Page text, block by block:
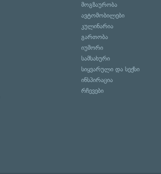
მოგზაურობა
ავტომობილები
კულინარია
გართობა
იუმორი
სამსახური
სიყვარული და სექსი
ინსპირაცია
რჩევები